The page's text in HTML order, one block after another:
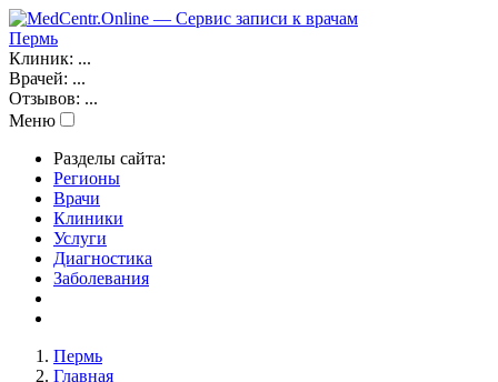
Пермь
Клиник: ...
Врачей: ...
Отзывов: ...
Меню
Разделы сайта:
Регионы
Врачи
Клиники
Услуги
Диагностика
Заболевания
Пермь
Главная